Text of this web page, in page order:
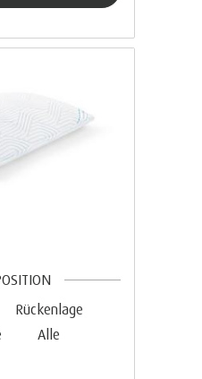
Rückenlage
Alle